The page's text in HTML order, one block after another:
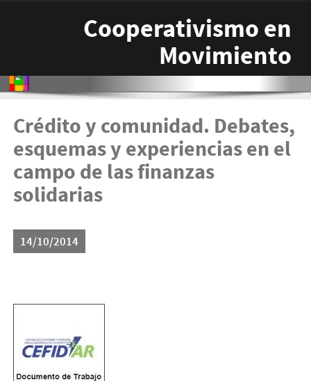
Cooperativismo en
Movimiento
Crédito y comunidad. Debates,
esquemas y experiencias en el
campo de las finanzas
solidarias
14/10/2014